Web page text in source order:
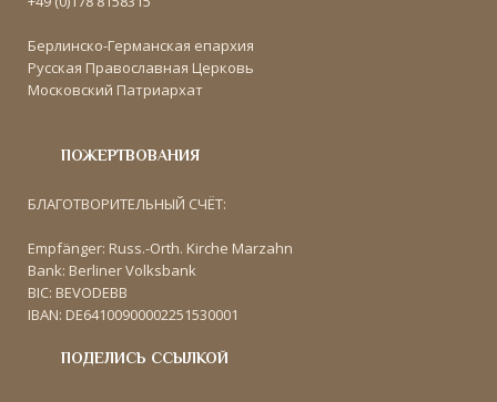
Берлинско-Германская епархия
Русская Православная Церковь
Московский Патриархат
ПОЖЕРТВОВАНИЯ
БЛАГОТВОРИТЕЛЬНЫЙ СЧЁТ:
Empfänger: Russ.-Orth. Kirche Marzahn
Bank: Berliner Volksbank
BIC: BEVODEBB
IBAN: DE64100900002251530001
ПОДЕЛИСЬ ССЫЛКОЙ